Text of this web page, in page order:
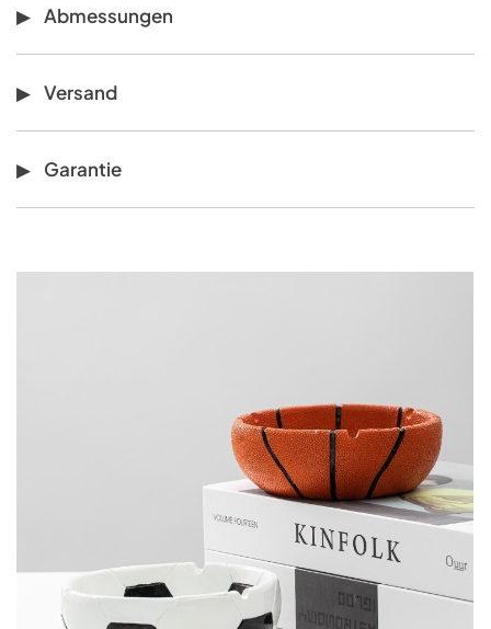
Abmessungen
Versand
Garantie